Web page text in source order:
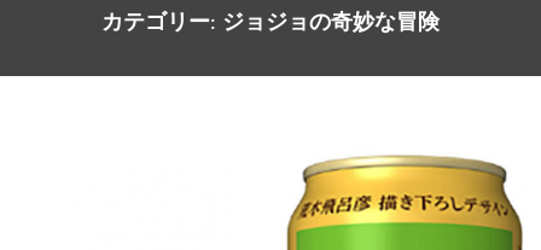
カテゴリー: ジョジョの奇妙な冒険